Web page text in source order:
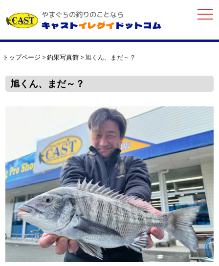
やまぐちの釣りのことなら
キャストイレグイドットコム
トップページ 釣果写真館 旭くん、まだ～？
旭くん、まだ～？